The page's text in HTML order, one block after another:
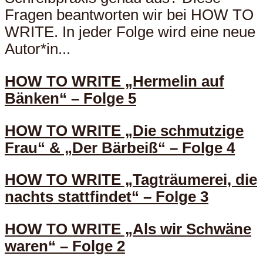
Fragen beantworten wir bei HOW TO
WRITE. In jeder Folge wird eine neue
Autor*in...
HOW TO WRITE „Hermelin auf
Bänken“ – Folge 5
HOW TO WRITE „Die schmutzige
Frau“ & „Der Bärbeiß“ – Folge 4
HOW TO WRITE „Tagträumerei, die
nachts stattfindet“ – Folge 3
HOW TO WRITE „Als wir Schwäne
waren“ – Folge 2